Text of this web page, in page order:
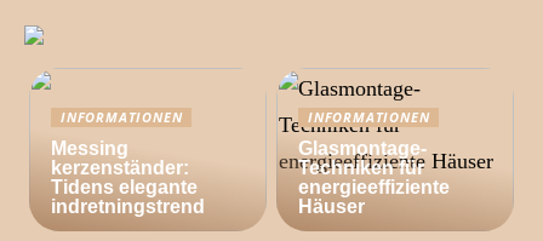
INFORMATIONEN
Messing
kerzenständer:
Tidens elegante
indretningstrend
INFORMATIONEN
Glasmontage-
Techniken für
energieeffiziente
Häuser